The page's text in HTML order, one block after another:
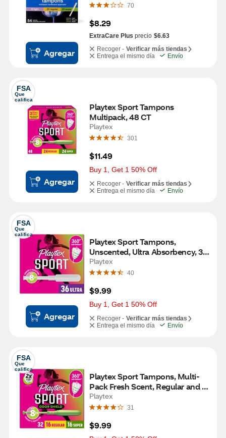
Agregar
70
$8.29
ExtraCare Plus precio $6.63
Recoger - Verificar más tiendas
Entrega el mismo día
Envío
FSA
Que
califica
Agregar
Playtex Sport Tampons
Multipack, 48 CT
Playtex
301
$11.49
Buy 1, Get 1 50% Off
Recoger - Verificar más tiendas
Entrega el mismo día
Envío
FSA
Que
califica
Agregar
Playtex Sport Tampons,
Unscented, Ultra Absorbency, 36
CT
Playtex
40
$9.99
Buy 1, Get 1 50% Off
Recoger - Verificar más tiendas
Entrega el mismo día
Envío
FSA
Que
califica
Playtex Sport Tampons, Multi-
Pack Fresh Scent, Regular and
Super, 32 CT
Playtex
31
$9.99